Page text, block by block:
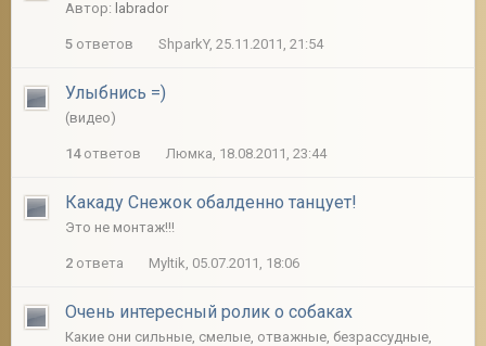
Автор: labrador
5 ответов ShparkY, 25.11.2011, 21:54
Улыбнись =)
(видео)
14ответов Люмка, 18.08.2011, 23:44
Какаду Снежок обалденно танцует!
Это не монтаж!!!
2 ответа Myltik, 05.07.2011, 18:06
Очень интересный ролик о собаках
Какие они сильные, смелые, отважные, безрассудные,